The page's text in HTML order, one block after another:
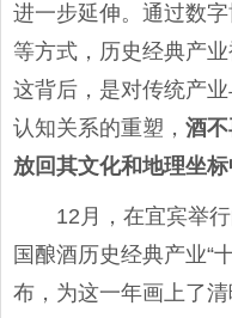
进一步延伸。通过数
等方式，历史经典产
这背后，是对传统产
认知关系的重塑， 酒
放回其文化和地理坐
12月，在宜宾举
国酿酒历史经典产业“
布，为这一年画上了